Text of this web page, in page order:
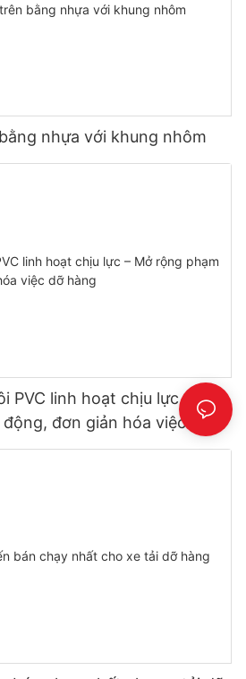
nhựa với khung nhôm
PVC linh hoạt chịu lực – Mở
đơn giản hóa việc dỡ